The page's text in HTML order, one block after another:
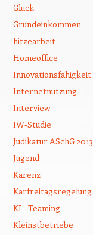
Glück
Grundeinkommen
hitzearbeit
Homeoffice
Innovationsfähigkeit
Internetnutzung
Interview
IW-Studie
Judikatur ASchG 2013
Jugend
Karenz
Karfreitagsregelung
KI – Teaming
Kleinstbetriebe